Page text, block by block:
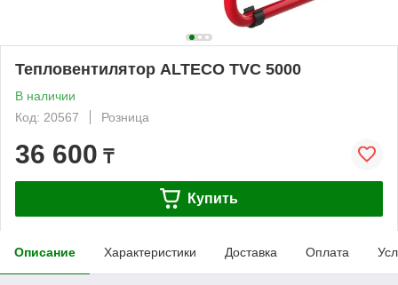
Тепловентилятор ALTECO TVС 5000
В наличии
Код: 20567
Розница
36 600 ₸
Купить
Описание Характеристики Доставка Оплата